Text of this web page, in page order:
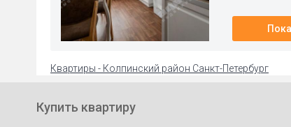
Квартиры - Колпинский район Санкт-Петербург
Купить квартиру